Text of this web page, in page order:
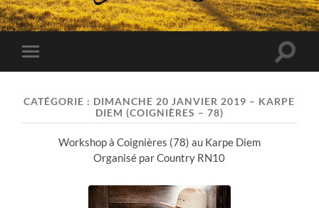
Forever
Country
Toggle
mobile
Toggle
CATÉGORIE : DIMANCHE 20 JANVIER 2019 – KARPE
DIEM (COIGNIÈRES – 78)
Workshop à Coignières (78) au Karpe Diem
Organisé par Country RN10